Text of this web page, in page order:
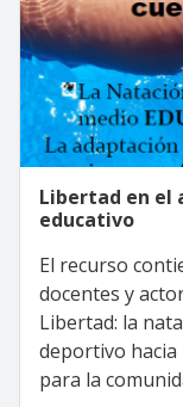
Libertad en el
educativo
El recurso
docentes y
Libertad: la
deportivo hacia
para la